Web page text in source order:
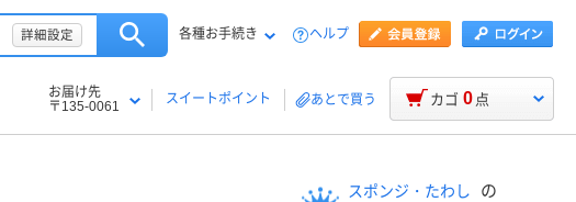
詳細設定 各種お手続き ヘルプ
お届け先
〒135-0061
スイートポイント あとで買う カゴ 0 点
スポンジ・たわし
の